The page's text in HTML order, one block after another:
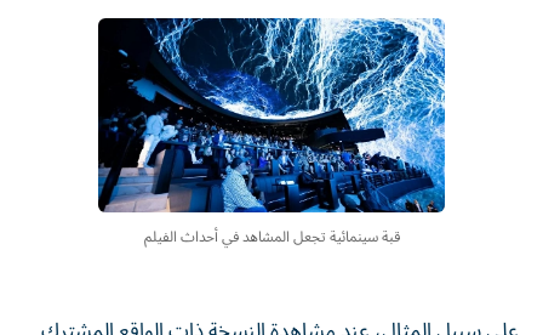
قبة سينمائية تجعل المشاهد في أحداث الفيلم